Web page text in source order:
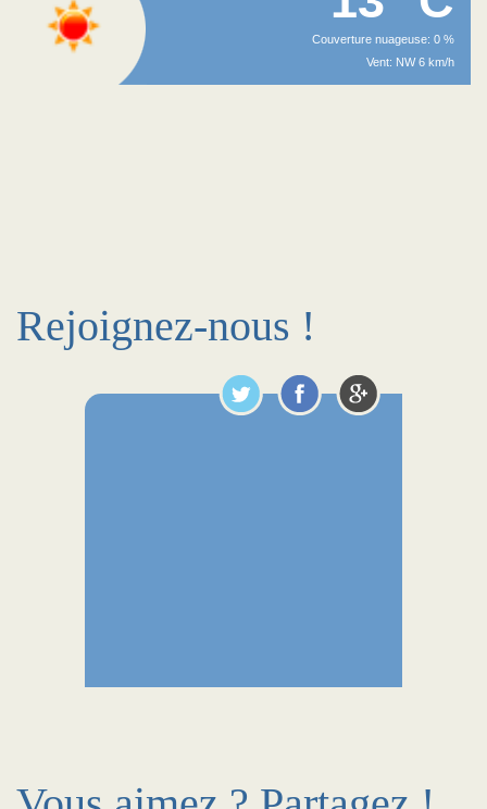
Couverture nuageuse: 0 %
Vent: NW 6 km/h
Rejoignez-nous !